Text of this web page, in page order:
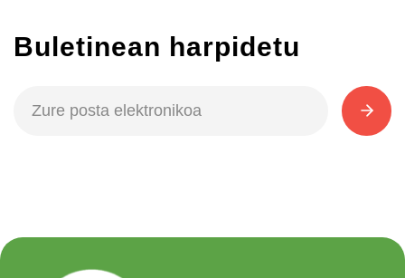
Buletinean harpidetu